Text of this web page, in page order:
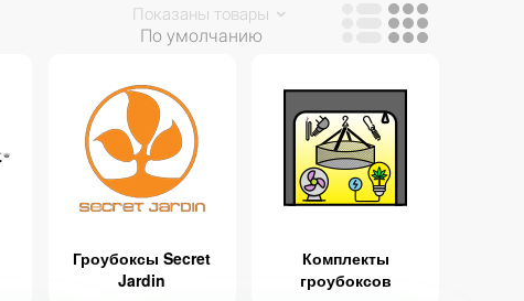
Показаны товары
По умолчанию
Гроубоксы Secret
Jardin
Комплекты
гроубоксов